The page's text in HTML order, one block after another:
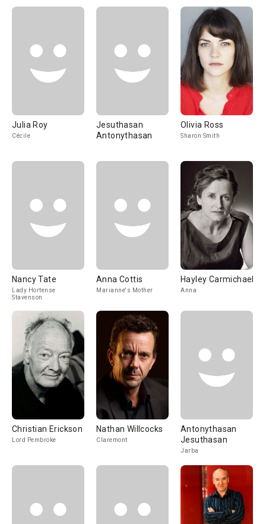
Julia Roy
Cécile
Jesuthasan
Antonythasan
Olivia Ross
Sharon Smith
Nancy Tate
Lady Hortense
Stavenson
Anna Cottis
Marianne's Mother
Hayley Carmichael
Anna
Christian Erickson
Lord Pembroke
Nathan Willcocks
Claremont
Antonythasan
Jesuthasan
Jarba